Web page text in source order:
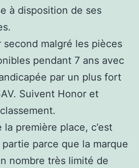
à disposition de ses
second malgré les pièces
pendant 7 ans avec
par un plus fort
Suivent Honor et
première place, c’est
parce que la marque
nombre très limité de